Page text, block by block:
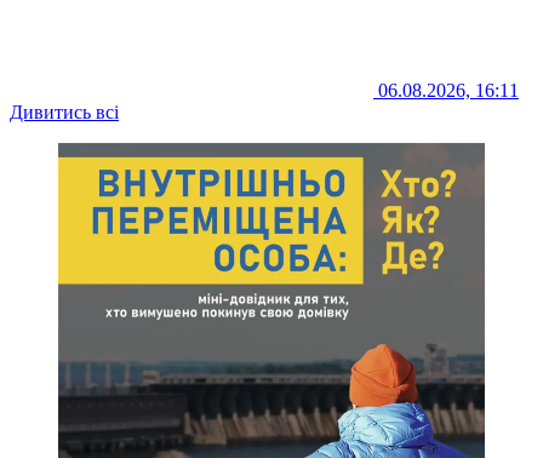
06.08.2026, 16:11
Дивитись всі